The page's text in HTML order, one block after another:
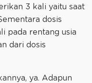
3 kali yaitu saat
dosis
pada rentang usia
dari dosis
ya. Adapun